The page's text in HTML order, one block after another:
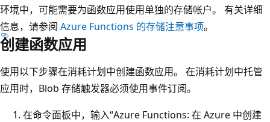
环境中，可能需要为函数应用使用单独的存储帐户。 有关详细
信息，请参阅 Azure Functions 的存储注意事项。
创建函数应用
使用以下步骤在消耗计划中创建函数应用。 在消耗计划中托管
应用时，Blob 存储触发器必须使用事件订阅。
在命令面板中，输入“Azure Functions: 在 Azure 中创建